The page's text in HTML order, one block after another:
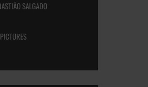
SALGADO